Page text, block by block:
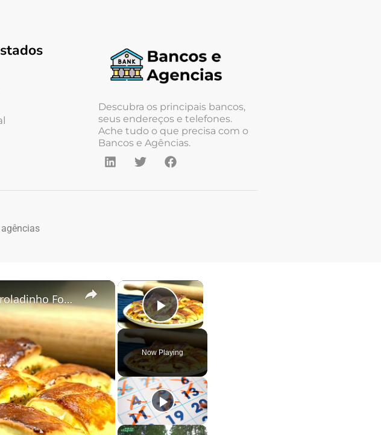
Descubra os principais bancos,
seus endereços e telefones.
Ache tudo o que precisa com o
Bancos e Agências.
×
Play Video
Now Playing
×
Joelho de Presunto e Queijo: Receita de Enroladinho Fofinho